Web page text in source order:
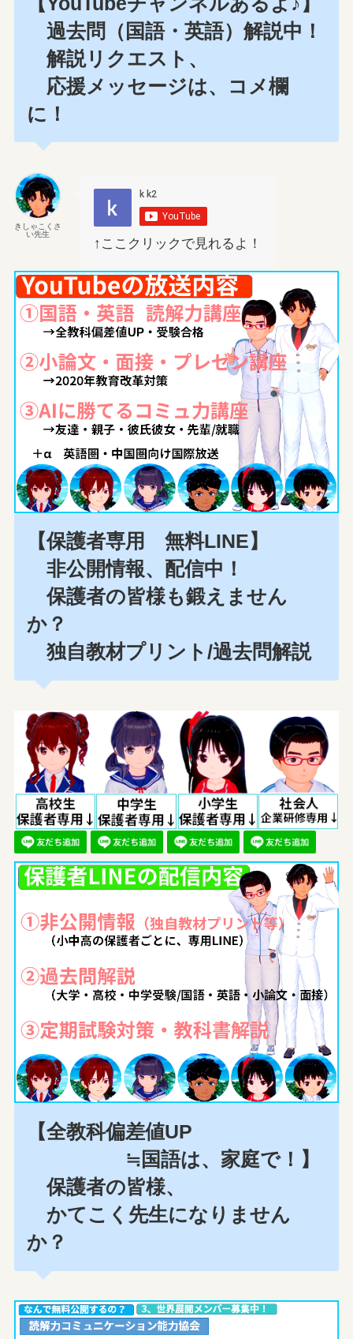
過去問（国語・英語）解説中！
解説リクエスト、
応援メッセージは、コメ欄
に！
きしゃこくさ
い先生
↑ここクリックで見れるよ！
【保護者専用 無料LINE】
非公開情報、配信中！
保護者の皆様も鍛えません
か？
独自教材プリント/過去問解説
【全教科偏差値UP
≒国語は、家庭で！】
保護者の皆様、
かてこく先生になりません
か？